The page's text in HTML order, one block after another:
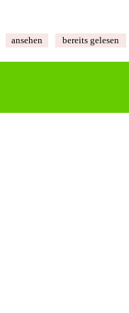
ansehen bereits gelesen